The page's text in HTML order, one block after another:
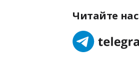
Читайте нас